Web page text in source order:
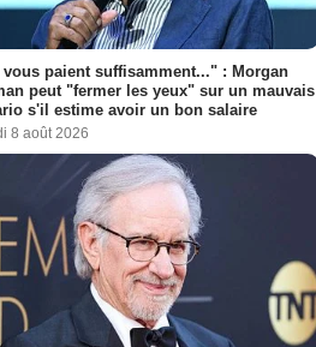
paient suffisamment..." : Morgan
peut "fermer les yeux" sur un mauvais
s'il estime avoir un bon salaire
8 août 2026